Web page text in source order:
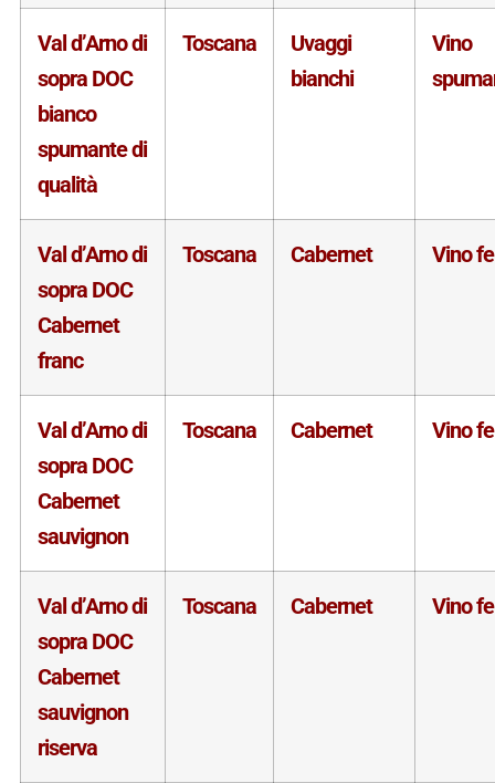
Val d’Arno di
sopra DOC
bianco
spumante di
qualità
Toscana
Uvaggi
bianchi
Vino
Val d’Arno di
sopra DOC
Cabernet
franc
Toscana Cabernet Vino
Val d’Arno di
sopra DOC
Cabernet
sauvignon
Toscana Cabernet Vino
Val d’Arno di
sopra DOC
Cabernet
sauvignon
riserva
Toscana Cabernet Vino